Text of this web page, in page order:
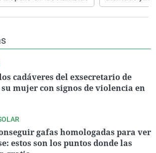
cadáveres del exsecretario de
su mujer con signos de violencia en
gafas homologadas para ver
estos son los puntos donde las